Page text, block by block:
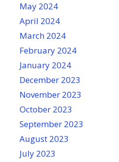
May 2024
April 2024
March 2024
February 2024
January 2024
December 2023
November 2023
October 2023
September 2023
August 2023
July 2023